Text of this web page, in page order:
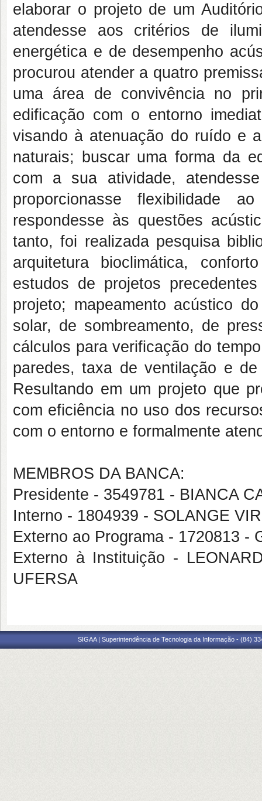
elaborar o projeto de um
atendesse aos critérios de
energética e de desempenho
procurou atender a quatro
uma área de convivência no
edificação com o entorno
visando à atenuação do ruído e
naturais; buscar uma forma da
com a sua atividade,
proporcionasse flexibilidade
respondesse às questões
tanto, foi realizada pesquisa
arquitetura bioclimática,
estudos de projetos
projeto; mapeamento acústico
solar, de sombreamento, de
cálculos para verificação do
paredes, taxa de ventilação e
Resultando em um projeto que
com eficiência no uso dos
com o entorno e formalmente
MEMBROS DA BANCA:
Presidente - 3549781 - BIANCA
Interno - 1804939 - SOLANGE
Externo ao Programa - 1720813 -
Externo à Instituição -
UFERSA
SIGAA | Superintendência de Tecnologia da Informação - (84)